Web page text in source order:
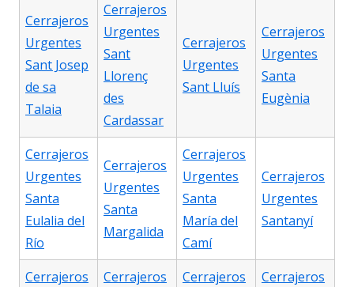
Cerrajeros
Urgentes
Sant Josep
de sa
Talaia
Cerrajeros
Urgentes
Sant
Llorenç
des
Cardassar
Cerrajeros
Urgentes
Sant Lluís
Cerrajeros
Urgentes
Santa
Eugènia
Cerrajeros
Urgentes
Santa
Eulalia del
Río
Cerrajeros
Urgentes
Santa
Margalida
Cerrajeros
Urgentes
Santa
María del
Camí
Cerrajeros
Urgentes
Santanyí
Cerrajeros
Cerrajeros
Cerrajeros
Cerrajeros